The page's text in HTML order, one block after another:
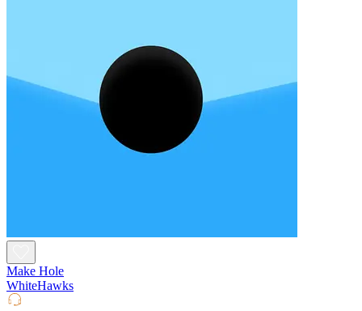
Make Hole
WhiteHawks